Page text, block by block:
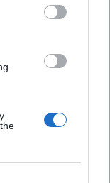
con gli
difesa
le
rapidi, il
giocare uno